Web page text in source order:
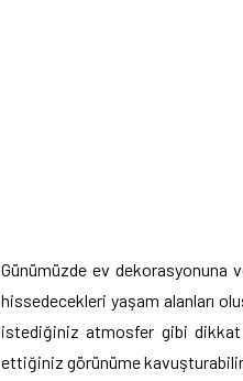
Günümüzde ev dekorasyonuna
hissedecekleri yaşam alanları
istediğiniz atmosfer gibi dikkat
ettiğiniz görünüme